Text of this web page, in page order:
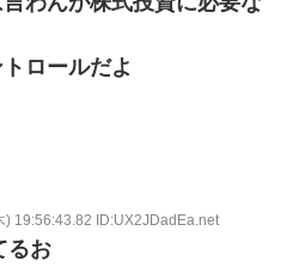
ロールだよ
) 19:56:43.82 ID:UX2JDadEa.net
るお